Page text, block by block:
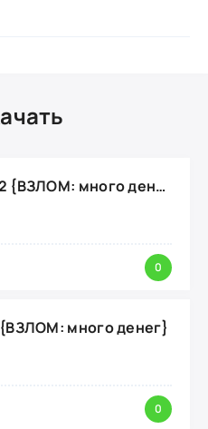
Age Of Wind 2 {ВЗЛОМ: много денег}
0
много денег}
0